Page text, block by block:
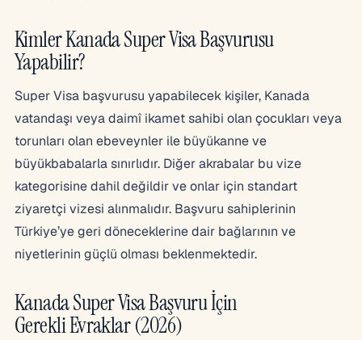
Kimler Kanada Super Visa Başvurusu
Yapabilir?
Super Visa başvurusu yapabilecek kişiler, Kanada
vatandaşı veya daimî ikamet sahibi olan çocukları veya
torunları olan ebeveynler ile büyükanne ve
büyükbabalarla sınırlıdır. Diğer akrabalar bu vize
kategorisine dahil değildir ve onlar için standart
ziyaretçi vizesi alınmalıdır. Başvuru sahiplerinin
Türkiye’ye geri döneceklerine dair bağlarının ve
niyetlerinin güçlü olması beklenmektedir.
Kanada Super Visa Başvuru İçin
Gerekli Evraklar (2026)